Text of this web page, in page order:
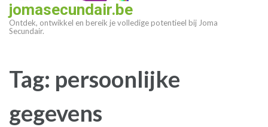
jomasecundair.be
Ontdek, ontwikkel en bereik je volledige potentieel bij Joma
Secundair.
Tag: persoonlijke
gegevens